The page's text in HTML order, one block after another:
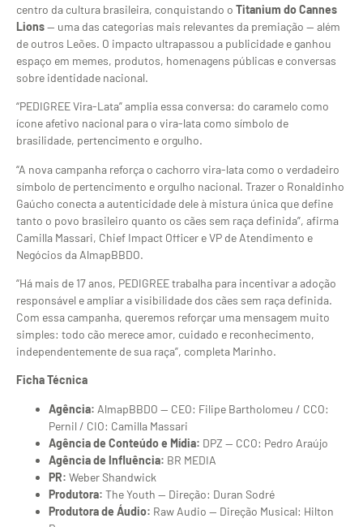
centro da cultura brasileira, conquistando o Titanium do Cannes
Lions— uma das categorias mais relevantes da premiação — além
de outros Leões. O impacto ultrapassou a publicidade e ganhou
espaço em memes, produtos, homenagens públicas e conversas
sobre identidade nacional.
“PEDIGREE Vira-Lata” amplia essa conversa: do caramelo como
íconeafetivo nacional para o vira-lata como símbolo de
brasilidade, pertencimento e orgulho.
“A nova campanha reforça o cachorro vira-lata como o verdadeiro
símbolo de pertencimento e orgulho nacional. Trazer o Ronaldinho
Gaúcho conecta a autenticidade dele à mistura única que define
tanto o povo brasileiro quanto os cães sem raça definida”, afirma
Camilla Massari, Chief Impact Officer e VP de Atendimento e
Negócios da AlmapBBDO.
“Há mais de 17 anos, PEDIGREE trabalha para incentivar a adoção
responsável eampliar a visibilidade dos cães sem raça definida.
Com essa campanha, queremos reforçar uma mensagem muito
simples: todo cão merece amor, cuidado e reconhecimento,
independentemente de sua raça”, completa Marinho.
Ficha Técnica
Agência: AlmapBBDO — CEO: Filipe Bartholomeu / CCO:
Pernil / CIO: Camilla Massari
Agência de Conteúdo e Mídia: DPZ — CCO: Pedro Araújo
Agência de Influência: BR MEDIA
PR: Weber Shandwick
Produtora: The Youth — Direção: Duran Sodré
Produtora de Áudio: Raw Audio — Direção Musical: Hilton